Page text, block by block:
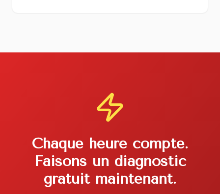
Chaque heure compte.
Faisons un diagnostic
gratuit maintenant.